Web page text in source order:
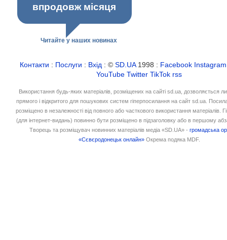
впродовж місяця
Читайте у наших новинах
Контакти : Послуги : Вхід : ©SD.UA1998 : Facebook Instagram
YouTube Twitter TikTok rss
Використання будь-яких матеріалів, розміщених на сайті sd.ua, дозволяється
прямого і відкритого для пошукових систем гіперпосилання на сайт sd.ua.
розміщено в незалежності від повного або часткового використання матеріалів.
(для інтернет-видань) повинно бути розміщено в підзаголовку або в першому
Творець та розміщувач новинних матеріалів медіа «SD.UA» -громадська
«Сєвєродонецьк онлайн» Окрема подяка MDF.